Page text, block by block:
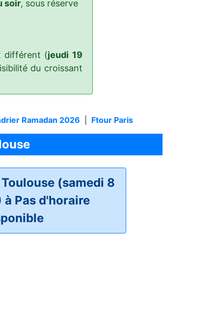
soir, sous réserve
différent (jeudi 19
du croissant
Ramadan 2026 Ftour Paris
(samedi 8
Pas d'horaire